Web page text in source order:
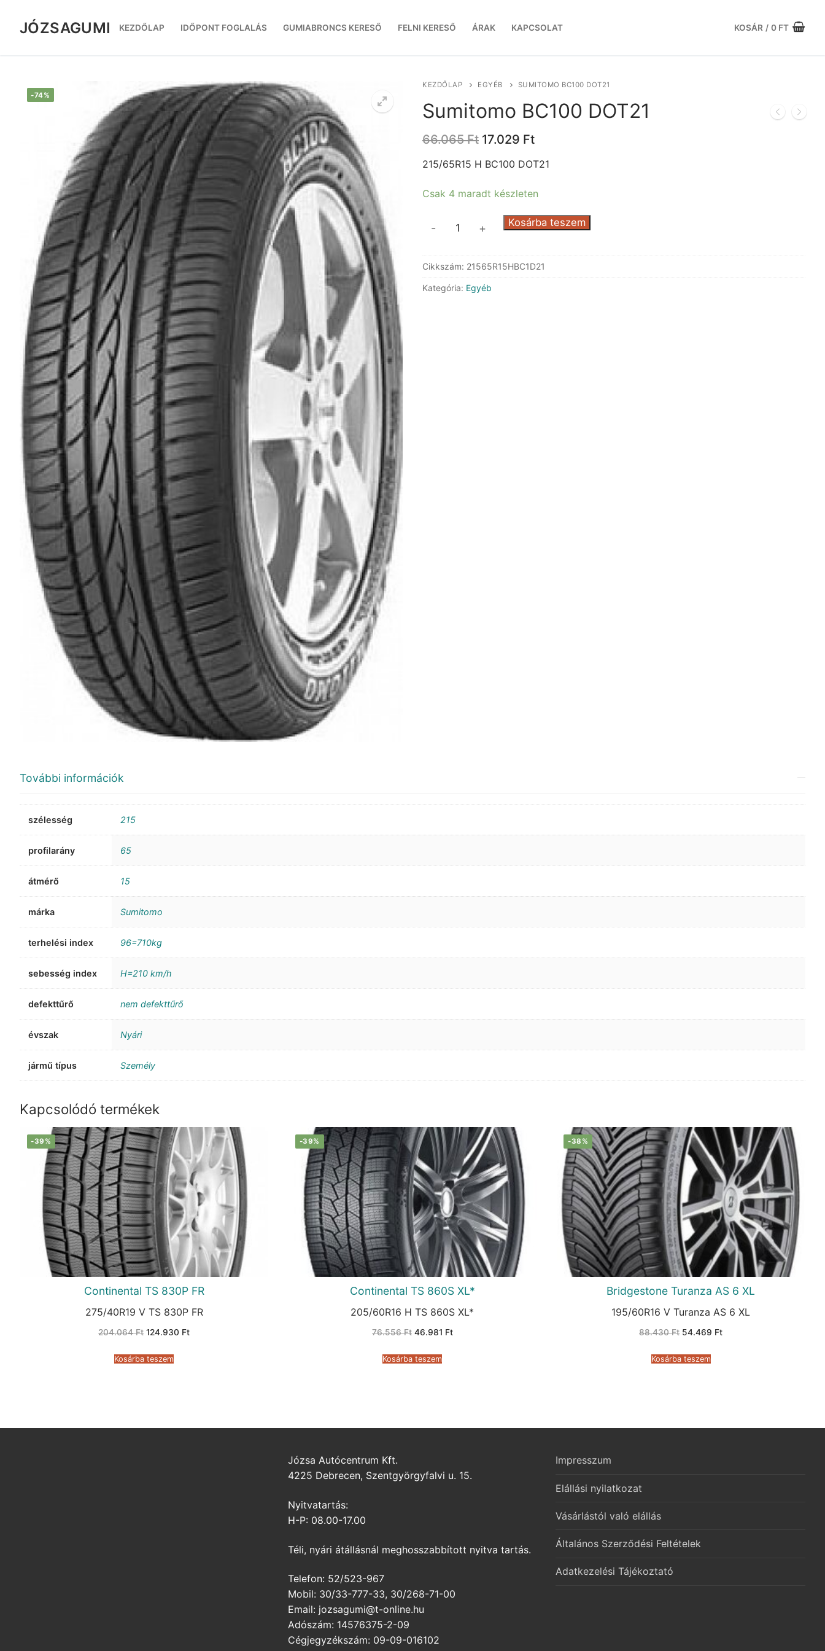
tartalomra
JÓZSAGUMI KEZDŐLAP IDŐPONT FOGLALÁS GUMIABRONCS KERESŐ FELNI KERESŐ ÁRAK KAPCSOLAT KOSÁR / 0 FT
-74%
KEZDŐLAP EGYÉB SUMITOMO BC100 DOT21
Sumitomo BC100 DOT21
66.065Ft Original
was:
17.029 FtCurrent
is:
215/65R15 H BC100 DOT21
Csak 4 maradt készleten
Sumitomo
mennyiség
- + Kosárba teszem
Cikkszám: 21565R15HBC1D21
Kategória: Egyéb
További információk
szélesség 215
profilarány 65
átmérő 15
márka Sumitomo
terhelési index 96=710kg
sebesség index H=210 km/h
defekttűrő nem defekttűrő
évszak Nyári
jármű típus Személy
Kapcsolódó termékek
-39%
Continental TS 830P FR
275/40R19 V TS 830P FR
204.064Ft Original
204.064 Ft.
124.930 FtCurrent
Kosárba teszem
-39%
Continental TS 860S XL*
205/60R16 H TS 860S XL*
76.556Ft Original
76.556 Ft.
46.981 FtCurrent
Kosárba teszem
-38%
Bridgestone Turanza AS 6 XL
195/60R16 V Turanza AS 6 XL
88.430Ft Original
88.430 Ft.
54.469 FtCurrent
Kosárba teszem
Józsa Autócentrum Kft.
4225 Debrecen, Szentgyörgyfalvi u. 15.
Nyitvatartás:
H-P: 08.00-17.00
Téli, nyári átállásnál meghosszabbított nyitva tartás.
Telefon: 52/523-967
Mobil: 30/33-777-33, 30/268-71-00
Email: jozsagumi@t-online.hu
Adószám: 14576375-2-09
Cégjegyzékszám: 09-09-016102
Impresszum
Elállási nyilatkozat
Vásárlástól való elállás
Általános Szerződési Feltételek
Adatkezelési Tájékoztató